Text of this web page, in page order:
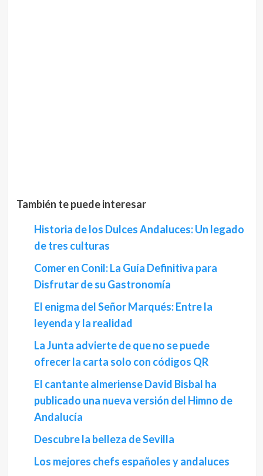
También te puede interesar
Historia de los Dulces Andaluces: Un legado
de tres culturas
Comer en Conil: La Guía Definitiva para
Disfrutar de su Gastronomía
El enigma del Señor Marqués: Entre la
leyenda y la realidad
La Junta advierte de que no se puede
ofrecer la carta solo con códigos QR
El cantante almeriense David Bisbal ha
publicado una nueva versión del Himno de
Andalucía
Descubre la belleza de Sevilla
Los mejores chefs españoles y andaluces